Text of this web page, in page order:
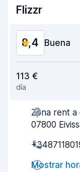
Flizzr
8,4 Buena
Fácil de encontrar
Amabilidad del
113 €
día
Zona rent
07800
Mostrar